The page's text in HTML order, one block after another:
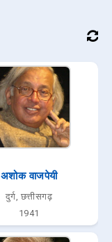
अशोक वाजपेयी
दुर्ग, छत्तीसगढ़
1941